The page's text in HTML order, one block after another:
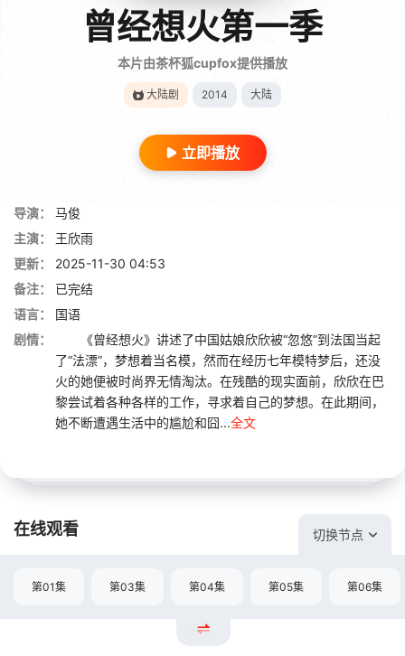
曾经想火第一季
本片由茶杯狐cupfox提供播放
大陆剧 2014 大陆
立即播放
导演：
马俊
主演：
王欣雨
更新：
2025-11-30 04:53
备注：
已完结
语言：
国语
剧情：
《曾经想火》讲述了中国姑娘欣欣被“忽悠”到法国当起
了“法漂”，梦想着当名模，然而在经历七年模特梦后，还没
火的她便被时尚界无情淘汰。在残酷的现实面前，欣欣在巴
黎尝试着各种各样的工作，寻求着自己的梦想。在此期间，
她不断遭遇生活中的尴尬和囧...全文
在线观看 切换节点
第01集 第03集 第04集 第05集 第06集